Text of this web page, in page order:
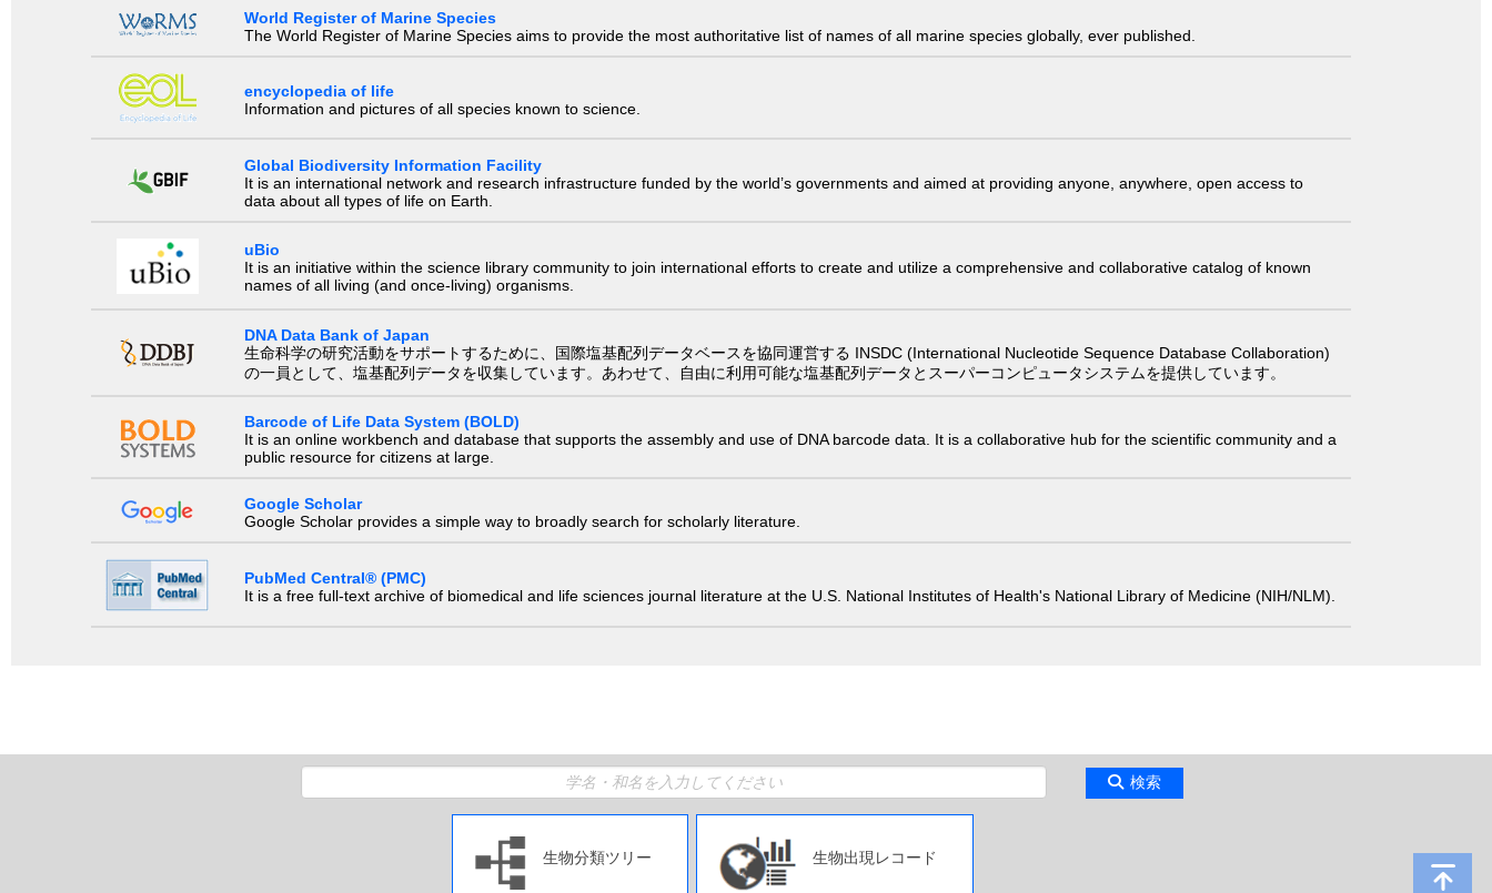
World Register of Marine Species
The World Register of Marine Species aims to provide the most authoritative list of names of all marine species globally, ever published.
encyclopedia of life
Information and pictures of all species known to science.
Global Biodiversity Information Facility
It is an international network and research infrastructure funded by the world’s governments and aimed at providing anyone, anywhere, open access to
data about all types of life on Earth.
uBio
It is an initiative within the science library community to join international efforts to create and utilize a comprehensive and collaborative catalog of known
names of all living (and once-living) organisms.
DNA Data Bank of Japan
生命科学の研究活動をサポートするために、国際塩基配列データベースを協同運営する INSDC (International Nucleotide Sequence Database Collaboration)
の一員として、塩基配列データを収集しています。あわせて、自由に利用可能な塩基配列データとスーパーコンピュータシステムを提供しています。
Barcode of Life Data System (BOLD)
It is an online workbench and database that supports the assembly and use of DNA barcode data. It is a collaborative hub for the scientific community and a
public resource for citizens at large.
Google Scholar
Google Scholar provides a simple way to broadly search for scholarly literature.
PubMed Central® (PMC)
It is a free full-text archive of biomedical and life sciences journal literature at the U.S. National Institutes of Health's National Library of Medicine (NIH/NLM).
検索
生物分類ツリー 生物出現レコード